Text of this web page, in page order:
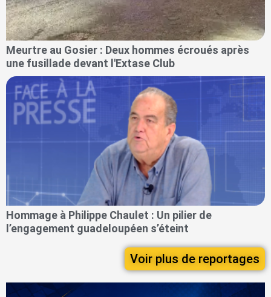
Meurtre au Gosier : Deux hommes écroués après
une fusillade devant l'Extase Club
Hommage à Philippe Chaulet : Un pilier de
l’engagement guadeloupéen s’éteint
Voir plus de reportages